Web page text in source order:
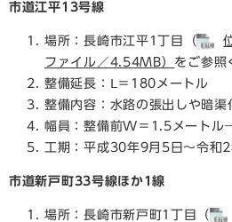
市道江平13号線
場所：長崎市江平1丁目（
ファイル／4.54MB） をご参照
整備延長：Ⅼ＝180メートル
整備内容：水路の張出しや暗渠
幅員：整備前W＝1.5メート
工期：平成30年9月5日～令和
市道新戸町33号線ほか1線
場所：長崎市新戸町1丁目（